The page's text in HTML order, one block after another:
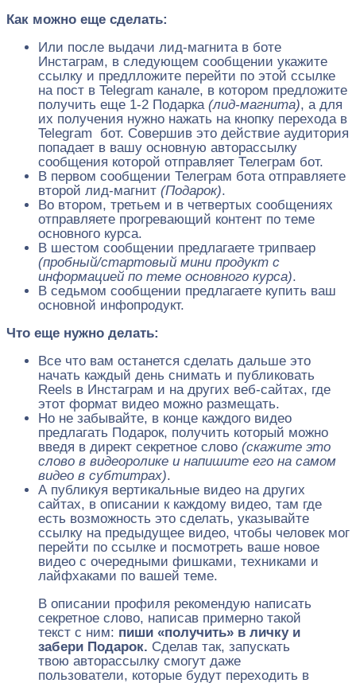
Как можно еще сделать:
Или после выдачи лид-магнита в боте
Инстаграм, в следующем сообщении укажите
ссылку и предлложите перейти по этой ссылке
на пост в Telegram канале, в котором предложите
получить еще 1-2 Подарка (лид-магнита), а для
их получения нужно нажать на кнопку перехода в
Telegram бот. Совершив это действие аудитория
попадает в вашу основную авторассылку
сообщения которой отправляет Телеграм бот.
В первом сообщении Телеграм бота отправляете
второй лид-магнит (Подарок).
Во втором, третьем и в четвертых сообщениях
отправляете прогревающий контент по теме
основного курса.
В шестом сообщении предлагаете трипваер
(пробный/стартовый мини продукт с
информацией по теме основного курса).
В седьмом сообщении предлагаете купить ваш
основной инфопродукт.
Что еще нужно делать:
Все что вам останется сделать дальше это
начать каждый день снимать и публиковать
Reels в Инстаграм и на других веб-сайтах, где
этот формат видео можно размещать.
Но не забывайте, в конце каждого видео
предлагать Подарок, получить который можно
введя в директ секретное слово (скажите это
слово в видеоролике и напишите его на самом
видео в субтитрах).
А публикуя вертикальные видео на других
сайтах, в описании к каждому видео, там где
есть возможность это сделать, указывайте
ссылку на предыдущее видео, чтобы человек мог
перейти по ссылке и посмотреть ваше новое
видео с очередными фишками, техниками и
лайфхаками по вашей теме.
В описании профиля рекомендую написать
секретное слово, написав примерно такой
текст с ним: пиши «получить» в личку и
забери Подарок. Сделав так, запускать
твою авторассылку смогут даже
пользователи, которые будут переходить в